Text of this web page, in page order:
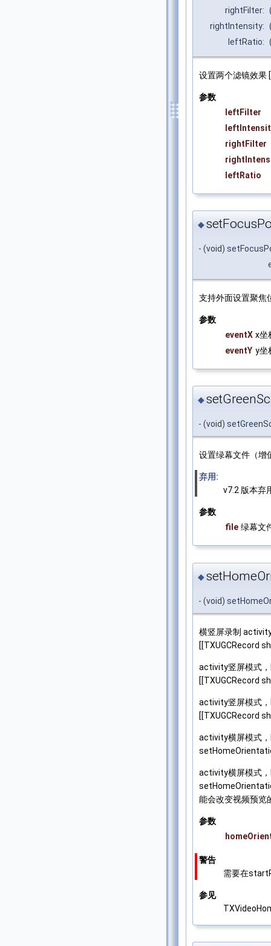
rightFilter:
rightIntensity:
leftRatio:
设置两个滤镜效果
参数
leftFilter
rightFilter
leftRatio
◆
- (void)
支持外面设置聚焦
参数
eventX x坐
eventY y坐
◆
- (void)
设置绿幕文件（增
弃用:
v7.2 版本弃
参数
file 绿幕文
◆
- (void)
横竖屏录制
[[TXUGCRecord
activity竖屏模式，
[[TXUGCRecord
activity竖屏模式，
[[TXUGCRecord
activity横屏模式
activity横屏模式
能会改变视频预览
参数
警告
需要在
参见